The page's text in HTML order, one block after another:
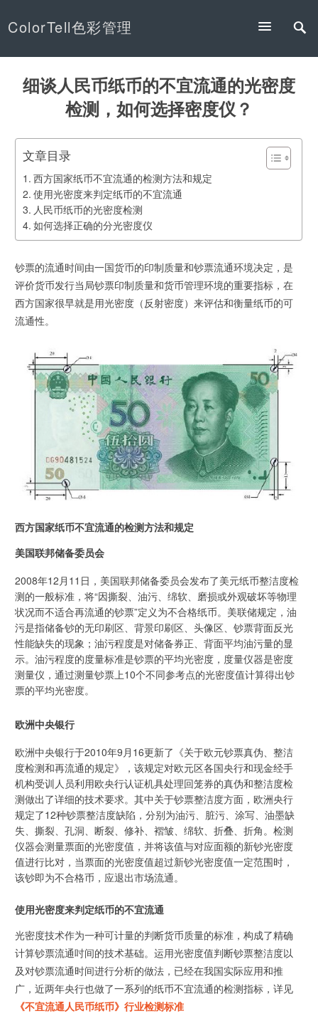
ColorTell色彩管理
细谈人民币纸币的不宜流通的光密度
检测，如何选择密度仪？
文章目录
西方国家纸币不宜流通的检测方法和规定
使用光密度来判定纸币的不宜流通
人民币纸币的光密度检测
如何选择正确的分光密度仪
钞票的流通时间由一国货币的印制质量和钞票流通环境决定，是
评价货币发行当局钞票印制质量和货币管理环境的重要指标，在
西方国家很早就是用光密度（反射密度）来评估和衡量纸币的可
流通性。
西方国家纸币不宜流通的检测方法和规定
美国联邦储备委员会
2008年12月11日，美国联邦储备委员会发布了美元纸币整洁度检
测的一般标准，将“因撕裂、油污、绵软、磨损或外观破坏等物理
状况而不适合再流通的钞票”定义为不合格纸币。美联储规定，油
污是指储备钞的无印刷区、背景印刷区、头像区、钞票背面反光
性能缺失的现象；油污程度是对储备券正、背面平均油污量的显
示。油污程度的度量标准是钞票的平均光密度，度量仪器是密度
测量仪，通过测量钞票上10个不同参考点的光密度值计算得出钞
票的平均光密度。
欧洲中央银行
欧洲中央银行于2010年9月16更新了《关于欧元钞票真伪、整洁
度检测和再流通的规定》，该规定对欧元区各国央行和现金经手
机构受训人员利用欧央行认证机具处理回笼券的真伪和整洁度检
测做出了详细的技术要求。其中关于钞票整洁度方面，欧洲央行
规定了12种钞票整洁度缺陷，分别为油污、脏污、涂写、油墨缺
失、撕裂、孔洞、断裂、修补、褶皱、绵软、折叠、折角。检测
仪器会测量票面的光密度值，并将该值与对应面额的新钞光密度
值进行比对，当票面的光密度值超过新钞光密度值一定范围时，
该钞即为不合格币，应退出市场流通。
使用光密度来判定纸币的不宜流通
光密度技术作为一种可计量的判断货币质量的标准，构成了精确
计算钞票流通吋间的技术基础。运用光密度值判断钞票整洁度以
及对钞票流通时间进行分析的做法，已经在我国实际应用和推
广，近两年央行也做了一系列的纸币不宜流通的检测指标，详见
《不宜流通人民币纸币》行业检测标准